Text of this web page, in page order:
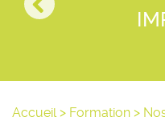
Accueil> Formation >